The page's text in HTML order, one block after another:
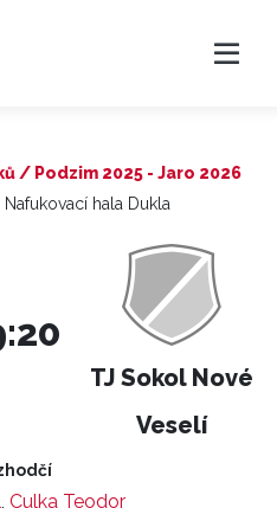
/ Podzim 2025 - Jaro 2026
hala Dukla
TJ Sokol Nové
Veselí
, Culka Teodor